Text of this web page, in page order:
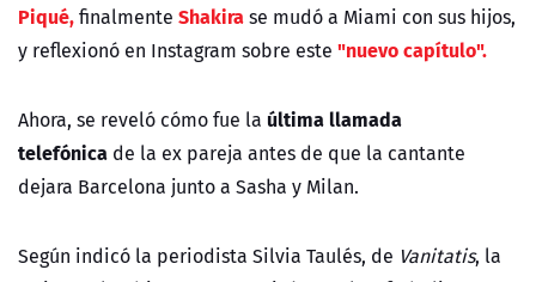
Piqué,finalmente Shakirase mudó a Miami con sus hijos,
y reflexionó en Instagram sobre este "nuevo capítulo".
Ahora, se reveló cómo fue la última llamada
telefónica de la ex pareja antes de que la cantante
dejara Barcelona junto a Sasha y Milan.
Según indicó la periodista Silvia Taulés, de Vanitatis, la